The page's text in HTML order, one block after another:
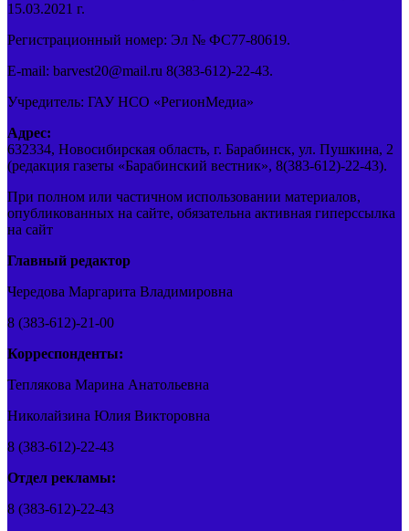
15.03.2021 г.
Регистрационный номер: Эл № ФС77-80619.
E-mail: barvest20@mail.ru 8(383-612)-22-43.
Учредитель: ГАУ НСО «РегионМедиа»
Адрес:
632334, Новосибирская область, г. Барабинск, ул. Пушкина, 2
(редакция газеты «Барабинский вестник», 8(383-612)-22-43).
При полном или частичном использовании материалов,
опубликованных на сайте, обязательна активная гиперссылка
на сайт
Главный редактор
Чередова Маргарита Владимировна
8 (383-612)-21-00
Корреспонденты:
Теплякова Марина Анатольевна
Николайзина Юлия Викторовна
8 (383-612)-22-43
Отдел рекламы:
8 (383-612)-22-43